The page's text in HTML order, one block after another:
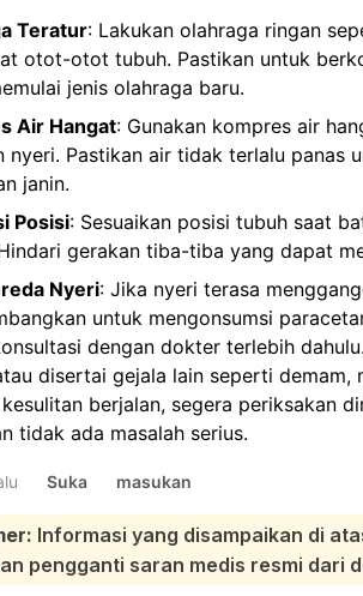
Teratur: Lakukan olahraga ringan
otot-otot tubuh. Pastikan untuk
jenis olahraga baru.
Air Hangat: Gunakan kompres air
nyeri. Pastikan air tidak terlalu panas
janin.
Posisi: Sesuaikan posisi tubuh saat
gerakan tiba-tiba yang dapat
Nyeri: Jika nyeri terasa
untuk mengonsumsi
dengan dokter terlebih
disertai gejala lain seperti demam,
berjalan, segera periksakan
tidak ada masalah serius.
Suka masukan
Informasi yang disampaikan di
pengganti saran medis resmi dari